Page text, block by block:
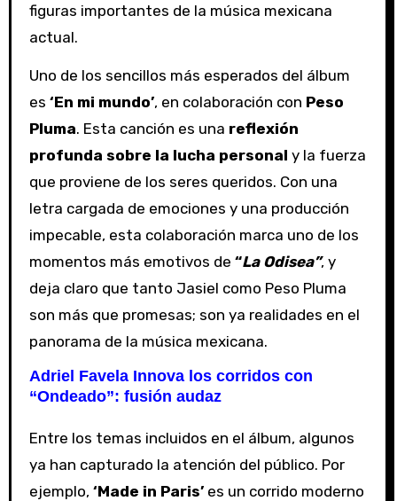
figuras importantes de la música mexicana
actual.
Uno de los sencillos más esperados del álbum
es ‘En mi mundo’, en colaboración con Peso
Pluma. Esta canción es una reflexión
profunda sobre la lucha personal y la fuerza
que proviene de los seres queridos. Con una
letra cargada de emociones y una producción
impecable, esta colaboración marca uno de los
momentos más emotivos de “La Odisea”, y
deja claro que tanto Jasiel como Peso Pluma
son más que promesas; son ya realidades en el
panorama de la música mexicana.
Adriel Favela Innova los corridos con
“Ondeado”: fusión audaz
Entre los temas incluidos en el álbum, algunos
ya han capturado la atención del público. Por
ejemplo, ‘Made in Paris’es un corrido moderno